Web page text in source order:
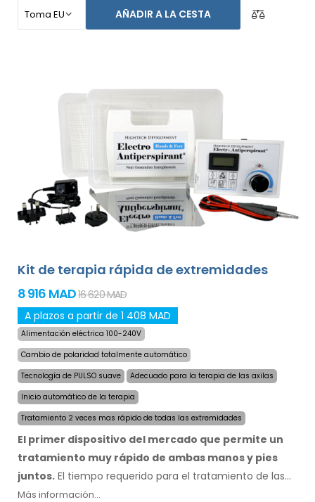
axilas, y ambas manos sin ayuda de otras personas
están en tu idioma.
AÑADIR A LA CESTA
Kit de terapia rápida de extremidades
8 916 MAD16 620 MAD
A plazos a partir de 1 408 MAD
Alimentación eléctrica 100-240V
Cambio de polaridad totalmente automático
Tecnología de PULSO suave
Adecuado para la terapia de las axilas
Inicio automático de la terapia
Tratamiento 2 veces mas rápido de todas las extremidades
El primer dispositivo del mercado que permite un
tratamiento muy rápido de ambas manos y pies
juntos. El tiempo requerido para el tratamiento de las
cuatro extremidades fue reducido a la mitad, a un
Más información...